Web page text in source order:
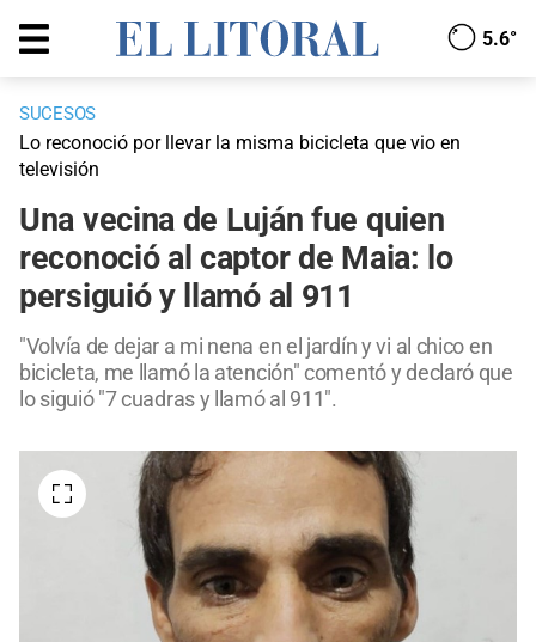
5.6°
SUCESOS
Lo reconoció por llevar la misma bicicleta que vio en
televisión
Una vecina de Luján fue quien
reconoció al captor de Maia: lo
persiguió y llamó al 911
"Volvía de dejar a mi nena en el jardín y vi al chico en
bicicleta, me llamó la atención" comentó y declaró que
lo siguió "7 cuadras y llamó al 911".